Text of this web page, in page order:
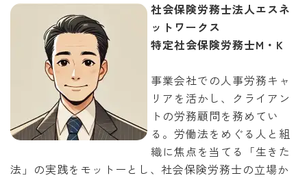
社会保険労務士法人エスネ
ットワークス
特定社会保険労務士M・K
事業会社での人事労務キャ
リアを活かし、クライアン
トの労務顧問を務めてい
る。労働法をめぐる人と組
織に焦点を当てる「生きた
法」の実践をモットーとし、社会保険労務士の立場か